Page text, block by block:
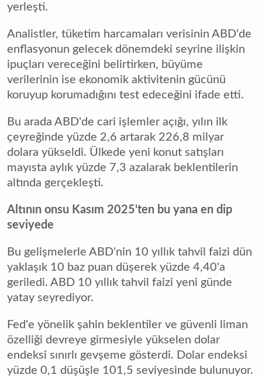
yerleşti.
Analistler, tüketim harcamaları verisinin ABD'de
enflasyonun gelecek dönemdeki seyrine ilişkin
ipuçları vereceğini belirtirken, büyüme
verilerinin ise ekonomik aktivitenin gücünü
koruyup korumadığını test edeceğini ifade etti.
Bu arada ABD'de cari işlemler açığı, yılın ilk
çeyreğinde yüzde 2,6 artarak 226,8 milyar
dolara yükseldi. Ülkede yeni konut satışları
mayısta aylık yüzde 7,3 azalarak beklentilerin
altında gerçekleşti.
Altının onsu Kasım 2025'ten bu yana en dip
seviyede
Bu gelişmelerle ABD'nin 10 yıllık tahvil faizi dün
yaklaşık 10 baz puan düşerek yüzde 4,40'a
geriledi. ABD 10 yıllık tahvil faizi yeni günde
yatay seyrediyor.
Fed'e yönelik şahin beklentiler ve güvenli liman
özelliği devreye girmesiyle yükselen dolar
endeksi sınırlı gevşeme gösterdi. Dolar endeksi
yüzde 0,1 düşüşle 101,5 seviyesinde bulunuyor.